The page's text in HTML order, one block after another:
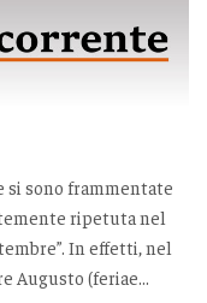
si sono frammentate
ripetuta nel
In effetti, nel
Augusto (feriae...